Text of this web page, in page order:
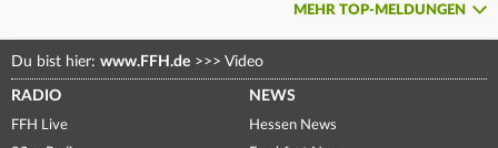
MEHR TOP-MELDUNGEN
Du bist hier: www.FFH.de >>> Video
RADIO
FFH Live
NEWS
Hessen News